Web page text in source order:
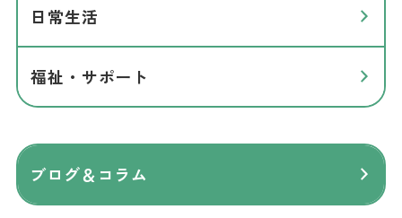
日常生活
福祉・サポート
ブログ＆コラム